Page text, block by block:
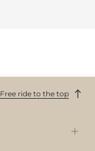
Free ride to the top